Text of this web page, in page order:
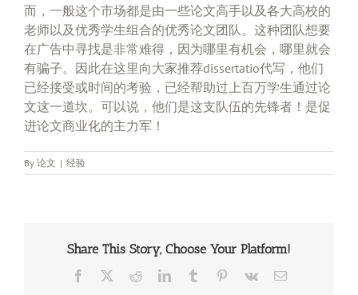
而，一般这个市场都是由一些论文高手以及各大高校的
老师以及优秀学生组合的优秀论文团队。这种团队想要
在广告中寻找是非常难得，因为哪里有机会，哪里就会
有骗子。因此在这里向大家推荐dissertatio代写，他们
已经接受或时间的考验，已经帮助过上百万学生通过论
文这一道坎。可以说，他们是这支队伍的先锋者！是促
进论文商业化的主力军！
By 论文 | 经验
Share This Story, Choose Your Platform!
Facebook RedditLinkedInTumblr Pinterest
Vk Email